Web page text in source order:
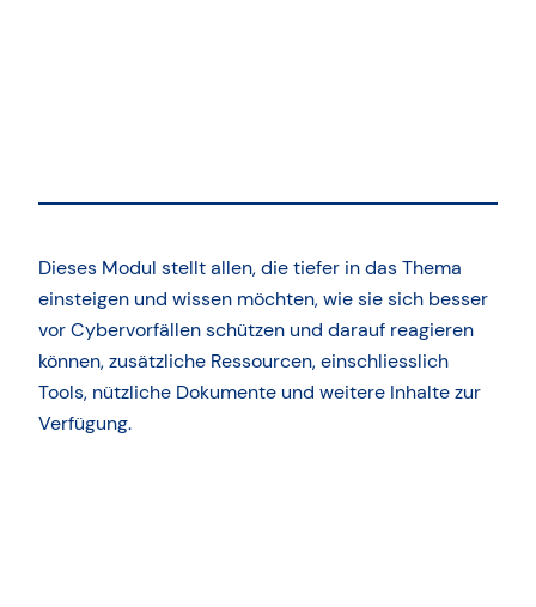
Dieses Modul stellt allen, die tiefer in das Thema
einsteigen und wissen möchten, wie sie sich besser
vor Cybervorfällen schützen und darauf reagieren
können, zusätzliche Ressourcen, einschliesslich
Tools, nützliche Dokumente und weitere Inhalte zur
Verfügung.